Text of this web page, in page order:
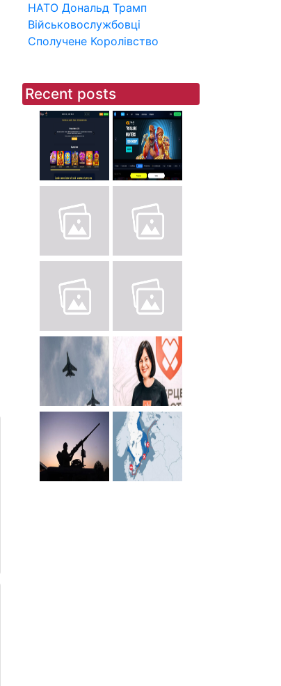
НАТО Дональд Трамп
Військовослужбовці
Сполучене Королівство
Recent posts